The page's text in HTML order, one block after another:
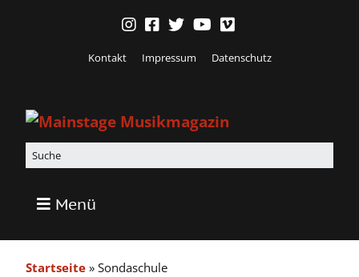
Kontakt Impressum Datenschutz
Menü
Startseite » Sondaschule